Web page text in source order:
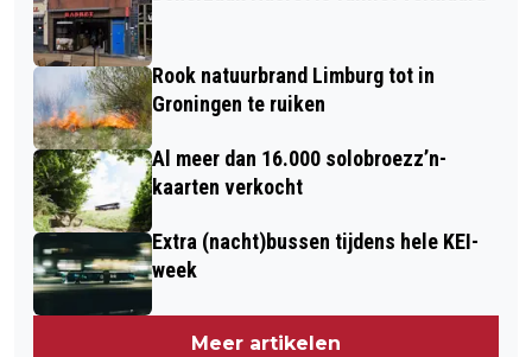
Rook natuurbrand Limburg tot in
Groningen te ruiken
Al meer dan 16.000 solobroezz’n-
kaarten verkocht
Extra (nacht)bussen tijdens hele KEI-
week
Meer artikelen